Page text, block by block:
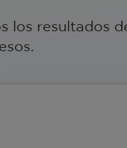
los resultados